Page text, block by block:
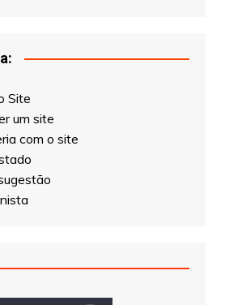
Site
um site
com o site